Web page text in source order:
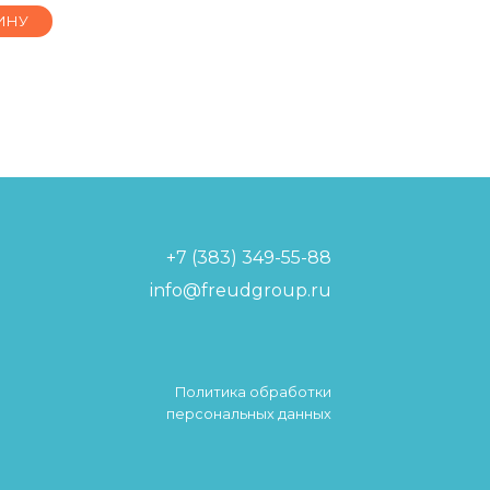
+7 (383) 349-55-88
info@freudgroup.ru
Политика обработки
персональных данных